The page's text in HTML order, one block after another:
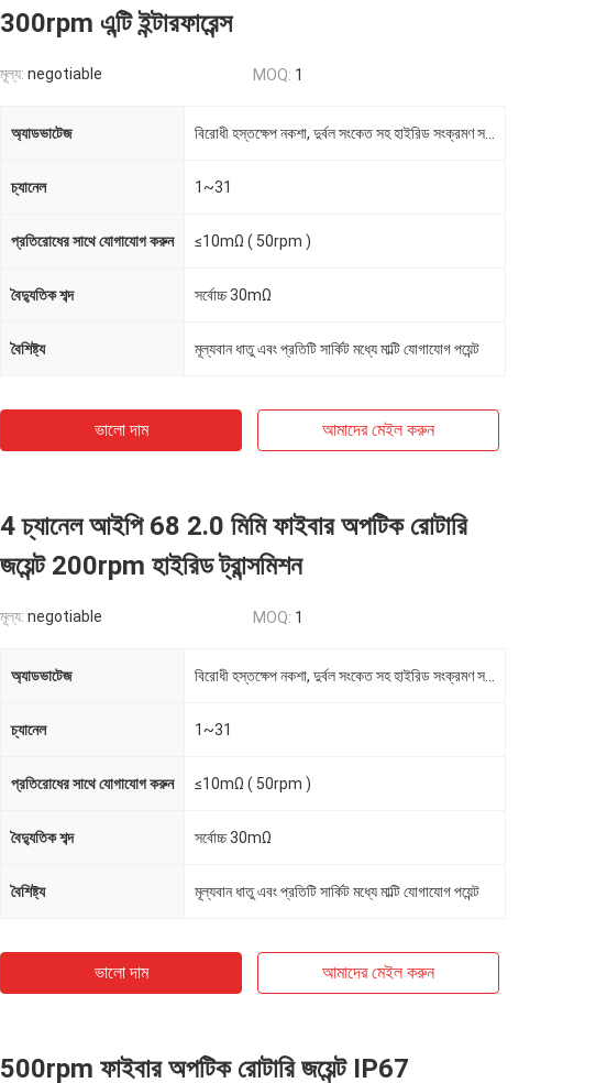
300rpm এন্টি ইন্টারফারেন্স
মূল্য: negotiable MOQ: 1
অ্যাডভাটেজ
চ্যানেল 1~31
প্রতিরোধের সাথে যোগাযোগ করুন ≤10mΩ ( 50rpm )
বৈদ্যুতিক শব্দ সর্বোচ্চ 30mΩ
বৈশিষ্ট্য মূল্যবান ধাতু এবং প্রতিটি সার্কিট মধ্যে মাল্টি যোগাযোগ পয়েন্ট
ভালো দাম আমাদের মেইল ​​করুন
4 চ্যানেল আইপি 68 2.0 মিমি ফাইবার অপটিক রোটারি
জয়েন্ট 200rpm হাইরিড ট্রান্সমিশন
মূল্য: negotiable MOQ: 1
অ্যাডভাটেজ
চ্যানেল 1~31
প্রতিরোধের সাথে যোগাযোগ করুন ≤10mΩ ( 50rpm )
বৈদ্যুতিক শব্দ সর্বোচ্চ 30mΩ
বৈশিষ্ট্য মূল্যবান ধাতু এবং প্রতিটি সার্কিট মধ্যে মাল্টি যোগাযোগ পয়েন্ট
ভালো দাম আমাদের মেইল ​​করুন
500rpm ফাইবার অপটিক রোটারি জয়েন্ট IP67